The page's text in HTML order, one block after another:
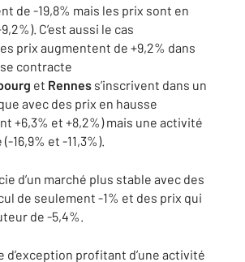
de -19,8% mais les prix sont en
C’est aussi le cas
prix augmentent de +9,2% dans
contracte
et Rennes s’inscrivent dans un
avec des prix en hausse
+6,3% et +8,2%) mais une activité
16,9% et -11,3%).
d’un marché plus stable avec des
de seulement -1% et des prix qui
de -5,4%.
d’exception profitant d’une activité